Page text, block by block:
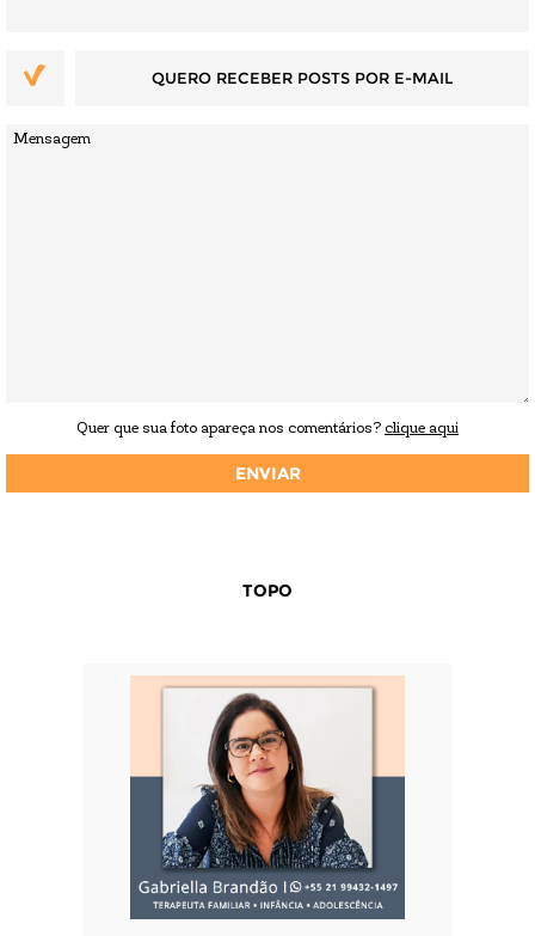
QUERO RECEBER POSTS POR E-MAIL
Quer que sua foto apareça nos comentários? clique aqui
TOPO